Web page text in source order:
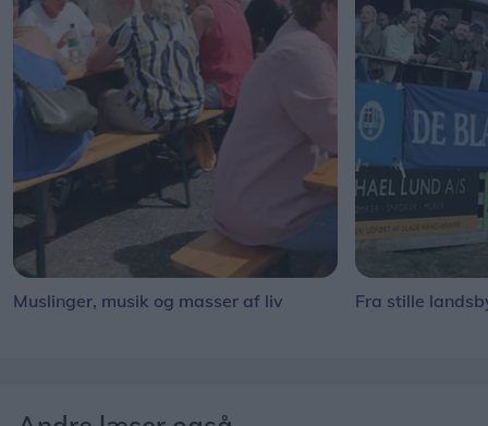
Muslinger, musik og masser af liv Fra stille